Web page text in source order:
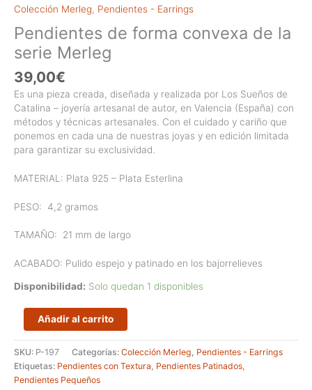
Colección Merleg Pendientes - Earrings
Pendientes de forma convexa de la
serie Merleg
39,00€
Es una pieza creada, diseñada y realizada por Los Sueños de
Catalina – joyería artesanal de autor, en Valencia (España) con
métodos y técnicas artesanales. Con el cuidado y cariño que
ponemos en cada una de nuestras joyas y en edición limitada
para garantizar su exclusividad.
MATERIAL: Plata 925 – Plata Esterlina
PESO: 4,2 gramos
TAMAÑO: 21 mm de largo
ACABADO: Pulido espejo y patinado en los bajorrelieves
Disponibilidad: Solo quedan 1 disponibles
Pendientes
de
forma
convexa
de
la
Añadir al carrito
SKU: P-197 Categorías: Colección Merleg Pendientes - Earrings
Etiquetas: Pendientes con Textura Pendientes Patinados
Pendientes Pequeños